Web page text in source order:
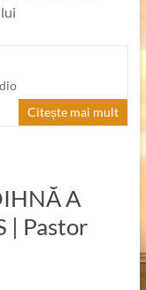
Citește mai mult
A
| Pastor